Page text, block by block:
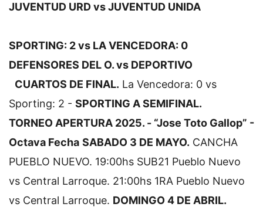
JUVENTUD URD vs JUVENTUD UNIDA
SPORTING: 2 vs LA VENCEDORA: 0
DEFENSORES DEL O. vs DEPORTIVO
CUARTOS DE FINAL. La Vencedora: 0 vs
Sporting: 2 - SPORTING A SEMIFINAL.
TORNEO APERTURA 2025. - “Jose Toto Gallop” -
Octava Fecha SABADO 3 DE MAYO. CANCHA
PUEBLO NUEVO. 19:00hs SUB21 Pueblo Nuevo
vs Central Larroque. 21:00hs 1RA Pueblo Nuevo
vs Central Larroque. DOMINGO 4 DE ABRIL.